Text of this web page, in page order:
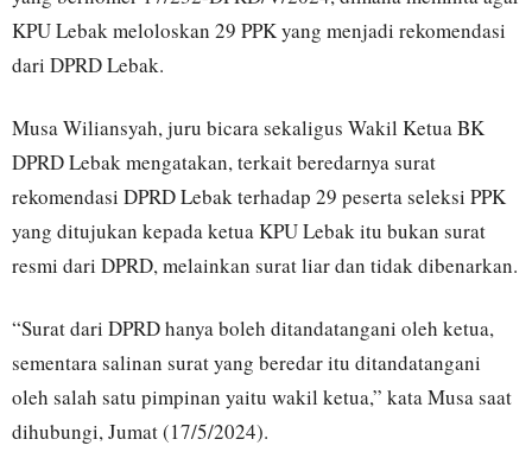
KPU Lebak meloloskan 29 PPK yang menjadi rekomendasi
dari DPRD Lebak.
Musa Wiliansyah, juru bicara sekaligus Wakil Ketua BK
DPRD Lebak mengatakan, terkait beredarnya surat
rekomendasi DPRD Lebak terhadap 29 peserta seleksi PPK
yang ditujukan kepada ketua KPU Lebak itu bukan surat
resmi dari DPRD, melainkan surat liar dan tidak dibenarkan.
“Surat dari DPRD hanya boleh ditandatangani oleh ketua,
sementara salinan surat yang beredar itu ditandatangani
oleh salah satu pimpinan yaitu wakil ketua,” kata Musa saat
dihubungi, Jumat (17/5/2024).